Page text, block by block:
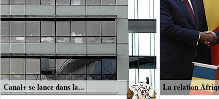
Canal+ se lance dans la... La relation